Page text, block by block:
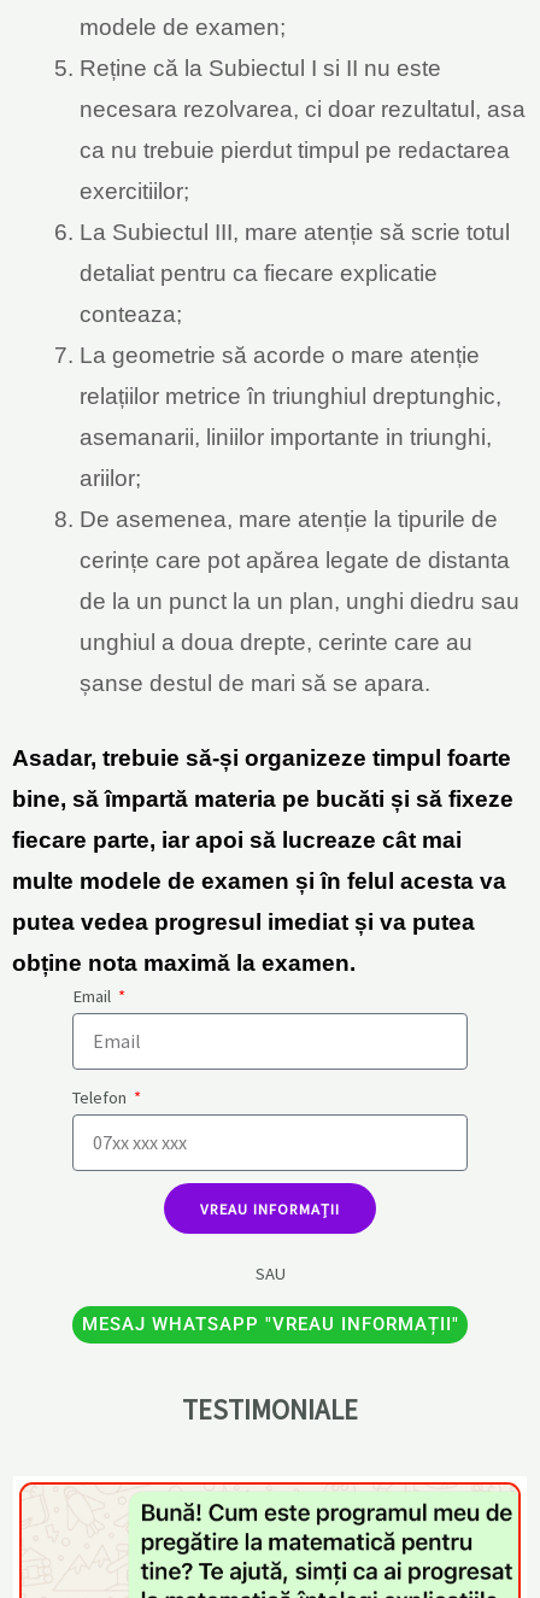
modele de examen;
Reține că la Subiectul I si II nu este
necesara rezolvarea, ci doar rezultatul, asa
ca nu trebuie pierdut timpul pe redactarea
exercitiilor;
La Subiectul III, mare atenție să scrie totul
detaliat pentru ca fiecare explicatie
conteaza;
La geometrie să acorde o mare atenție
relațiilor metrice în triunghiul dreptunghic,
asemanarii, liniilor importante in triunghi,
ariilor;
De asemenea, mare atenție la tipurile de
cerințe care pot apărea legate de distanta
de la un punct la un plan, unghi diedru sau
unghiul a doua drepte, cerinte care au
șanse destul de mari să se apara.
Asadar, trebuie să-și organizeze timpul foarte
bine, să împartă materia pe bucăti și să fixeze
fiecare parte, iar apoi să lucreaze cât mai
multe modele de examen și în felul acesta va
putea vedea progresul imediat și va putea
obține nota maximă la examen.
Email
Telefon
VREAU INFORMAȚII
SAU
MESAJ WHATSAPP "VREAU INFORMAȚII"
TESTIMONIALE